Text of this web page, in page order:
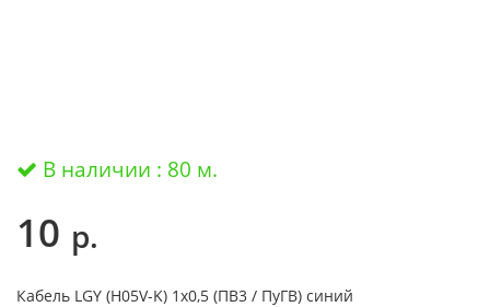
В наличии : 80 м.
10 р.
Кабель LGY (H05V-K) 1х0,5 (ПВ3 / ПуГВ) синий